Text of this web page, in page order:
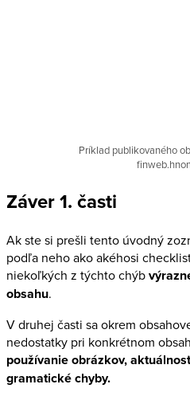
Príklad publikovaného
Záver 1. časti
Ak ste si prešli tento úvodný
podľa neho ako akéhosi
niekoľkých z týchto chýb
obsahu.
V druhej časti sa okrem
nedostatky pri konkrétnom
používanie obrázkov,
gramatické chyby.